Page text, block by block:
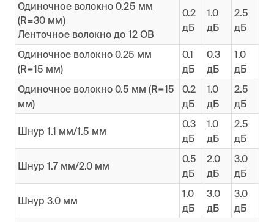
Одиночное волокно 0.25 мм
(R=30 мм)
Ленточное волокно до 12 ОВ
0.2
дБ
1.0
дБ
2.5
дБ
Одиночное волокно 0.25 мм
(R=15 мм)
0.1
дБ
0.3
дБ
1.0
дБ
Одиночное волокно 0.5 мм (R=15
мм)
0.2
дБ
1.0
дБ
2.5
дБ
Шнур 1.1 мм/1.5 мм
0.3
дБ
1.0
дБ
2.5
дБ
Шнур 1.7 мм/2.0 мм
0.5
дБ
2.0
дБ
3.0
дБ
Шнур 3.0 мм
1.0
дБ
3.0
дБ
3.0
дБ